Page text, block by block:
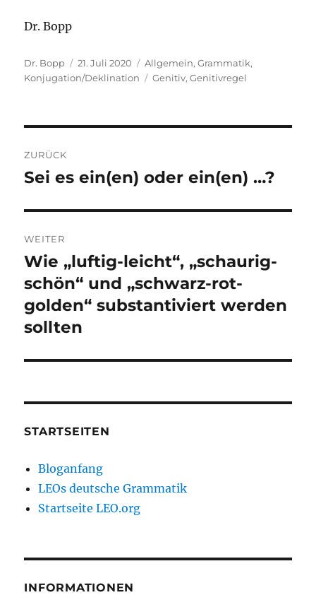
Dr. Bopp
Autor
Dr. Bopp
Veröffentlicht
am
21. Juli 2020 Kategorien
Allgemein,Grammatik,
Konjugation/Deklination
Schlagwörter
Genitiv,Genitivregel
ZURÜCK
Vorheriger
Sei es ein(en) oder ein(en) …?
WEITER
Nächster
Beitrag:
Wie „luftig-leicht“, „schaurig-
schön“ und „schwarz-rot-
golden“ substantiviert werden
sollten
STARTSEITEN
Bloganfang
LEOs deutsche Grammatik
Startseite LEO.org
INFORMATIONEN